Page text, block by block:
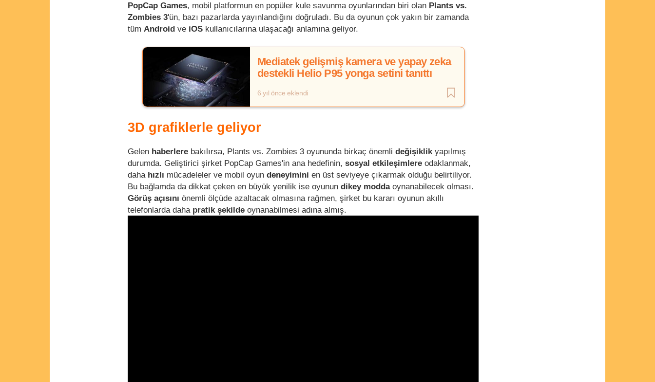
PopCap Games, mobil platformun en popüler kule savunma oyunlarından biri olan Plants vs.
Zombies 3'ün, bazı pazarlarda yayınlandığını doğruladı. Bu da oyunun çok yakın bir zamanda
tüm Android ve iOS kullanıcılarına ulaşacağı anlamına geliyor.
Mediatek gelişmiş kamera ve yapay zeka
destekli Helio P95 yonga setini tanıttı
6 yıl önce eklendi
3D grafiklerle geliyor
Gelen haberlere bakılırsa, Plants vs. Zombies 3 oyununda birkaç önemli değişiklik yapılmış
durumda. Geliştirici şirket PopCap Games'in ana hedefinin, sosyal etkileşimlere odaklanmak,
daha hızlı mücadeleler ve mobil oyun deneyimini en üst seviyeye çıkarmak olduğu belirtiliyor.
Bu bağlamda da dikkat çeken en büyük yenilik ise oyunun dikey moddaoynanabilecek olması.
Görüş açısını önemli ölçüde azaltacak olmasına rağmen, şirket bu kararı oyunun akıllı
telefonlarda daha pratik şekilde oynanabilmesi adına almış.